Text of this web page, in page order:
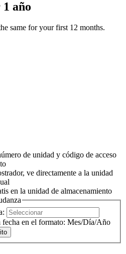
año
same for your first 12 months.
de unidad y código de acceso
ve directamente a la unidad
en la unidad de almacenamiento
fecha en el formato: Mes/Día/Año